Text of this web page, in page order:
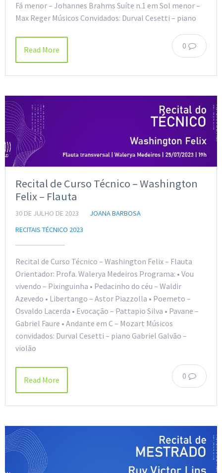
Fá menor – Johannes Brahms Suíte n.1 em Sol menor –
Max Reger Músicos Convidados: Durval Cesetti – piano
0
Read More
Recital de Curso Técnico – Washington
Felix – Flauta
30 DE JULHO DE 2023
JOANA BARBOSA
RECITAIS TÉCNICO 2023
Recital de Curso Técnico – Washington Felix – Flauta
Orientador: Profa. Walerya Medeiros Programa: • Vou
vivendo – Pixinguinha • Pedacinho do céu – Waldir
Azevedo • Libertango – Astor Piazzolla • Poemeto –
Osvaldo Lacerda • Evocação – Pattapio Silva • Pavane –
Gabriel Faure • Andante em C – Mozart Músicos
convidados: Durval Cesetti – piano Gabriel Galvão –
violão
0
Read More